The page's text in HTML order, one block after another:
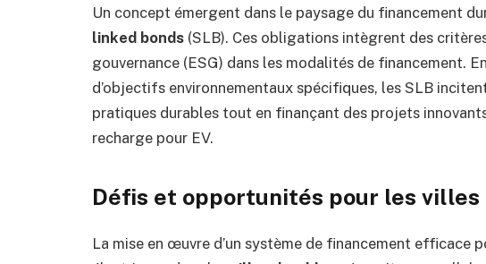
Un concept émergent dans le paysage du financement
linked bonds (SLB). Ces obligations intègrent des
gouvernance (ESG) dans les modalités de financement.
d’objectifs environnementaux spécifiques, les SLB
pratiques durables tout en finançant des projets
recharge pour EV.
Défis et opportunités pour les villes
La mise en œuvre d’un système de financement efficace